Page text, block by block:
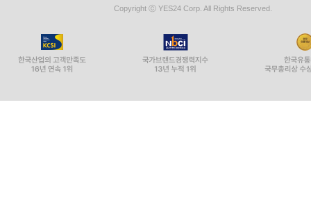
(부록) 2024 딥테크 최신 동향
Copyright ⓒ YES24 Corp. All Rights Reserved.